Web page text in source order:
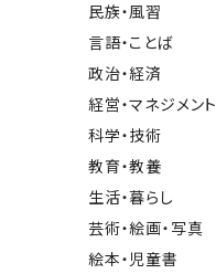
民族・風習
言語・ことば
政治・経済
経営・マネジメント
科学・技術
教育・教養
生活・暮らし
芸術・絵画・写真
絵本・児童書